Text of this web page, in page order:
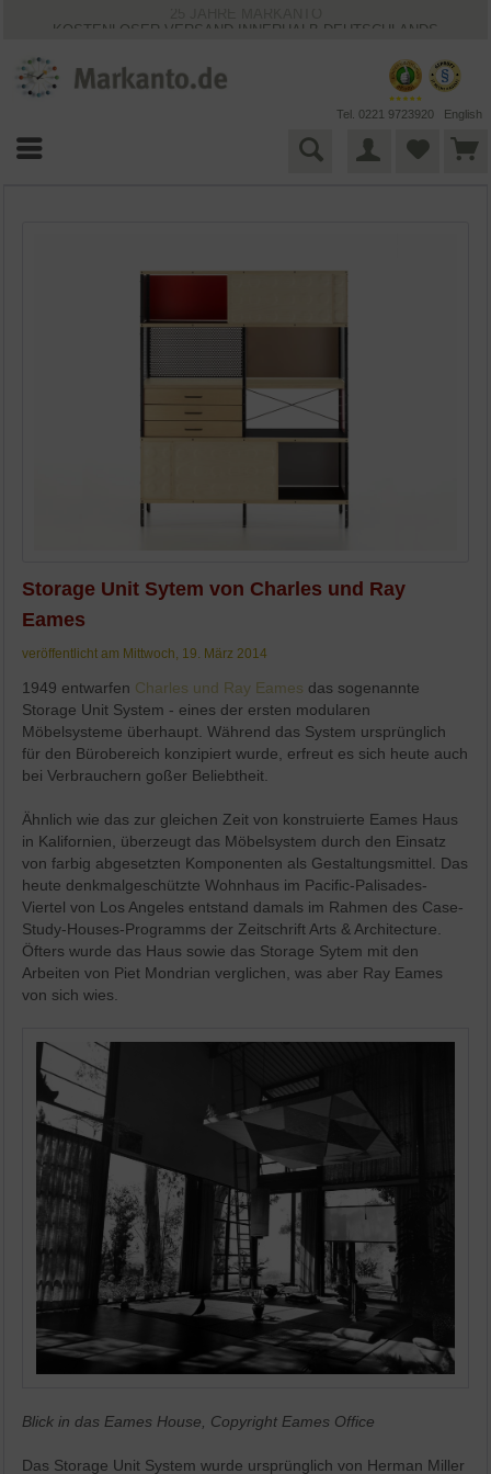
KOSTENLOSER VERSAND INNERHALB DEUTSCHLANDS
VIELFÄLTIGE ZAHLUNGSMÖGLICHKEITEN
BESTPRICE-GARANTIE
Tel. 0221 9723920 English
Storage Unit Sytem von Charles und Ray
Eames
veröffentlicht am Mittwoch, 19. März 2014
1949 entwarfen Charles und Ray Eames das sogenannte
Storage Unit System - eines der ersten modularen
Möbelsysteme überhaupt. Während das System ursprünglich
für den Bürobereich konzipiert wurde, erfreut es sich heute auch
bei Verbrauchern goßer Beliebtheit.
Ähnlich wie das zur gleichen Zeit von konstruierte Eames Haus
in Kalifornien, überzeugt das Möbelsystem durch den Einsatz
von farbig abgesetzten Komponenten als Gestaltungsmittel. Das
heute denkmalgeschützte Wohnhaus im Pacific-Palisades-
Viertel von Los Angeles entstand damals im Rahmen des Case-
Study-Houses-Programms der Zeitschrift Arts & Architecture.
Öfters wurde das Haus sowie das Storage Sytem mit den
Arbeiten von Piet Mondrian verglichen, was aber Ray Eames
von sich wies.
Blick in das Eames House, Copyright Eames Office
Das Storage Unit System wurde ursprünglich von Herman Miller